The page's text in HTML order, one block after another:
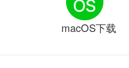
macOS下载